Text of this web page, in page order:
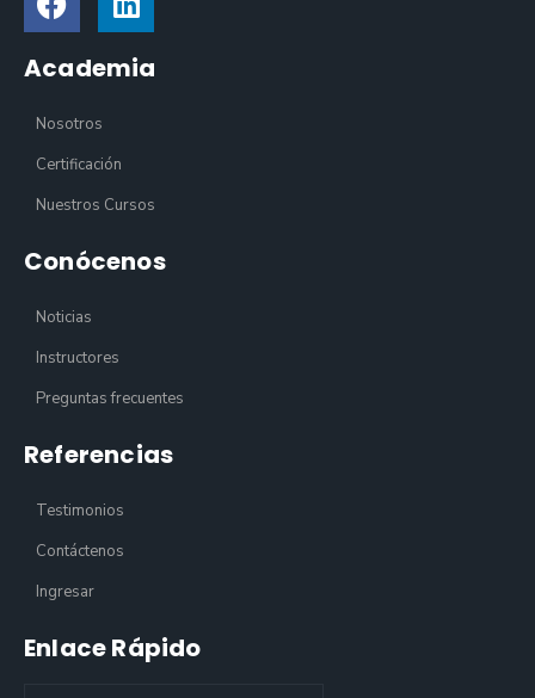
Academia
Nosotros
Certificación
Nuestros Cursos
Conócenos
Noticias
Instructores
Preguntas frecuentes
Referencias
Testimonios
Contáctenos
Ingresar
Enlace Rápido